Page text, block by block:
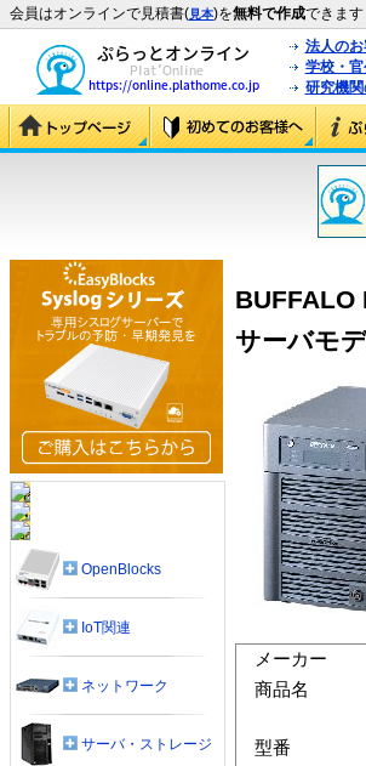
会員はオンラインで見積書(見本)を無料で作成できます
法人の
学校・
研究機
サーバモ
メーカー
商品名
型番
OpenBlocks
IoT関連
ネットワーク
サーバ・ストレージ